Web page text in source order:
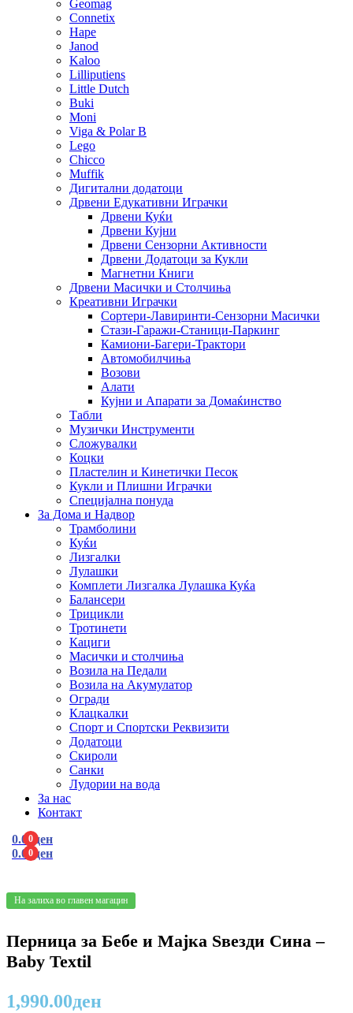
Geomag
Connetix
Hape
Janod
Kaloo
Lilliputiens
Little Dutch
Buki
Moni
Viga & Polar B
Lego
Chicco
Muffik
Дигитални додатоци
Дрвени Едукативни Играчки
Дрвени Куќи
Дрвени Кујни
Дрвени Сензорни Активности
Дрвени Додатоци за Кукли
Магнетни Книги
Дрвени Масички и Столчиња
Креативни Играчки
Сортери-Лавиринти-Сензорни Масички
Стази-Гаражи-Станици-Паркинг
Камиони-Багери-Трактори
Автомобилчиња
Возови
Алати
Кујни и Апарати за Домаќинство
Табли
Музички Инструменти
Сложувалки
Коцки
Пластелин и Кинетички Песок
Кукли и Плишни Играчки
Специјална понуда
За Дома и Надвор
Трамболини
Куќи
Лизгалки
Лулашки
Комплети Лизгалка Лулашка Куќа
Балансери
Трицикли
Тротинети
Кациги
Mасички и столчиња
Возила на Педали
Возила на Акумулатор
Огради
Клацкалки
Спорт и Спортски Реквизити
Додатоци
Скироли
Санки
Лудории на вода
За нас
Контакт
0
0.00 ден
0
0.00 ден
На залиха во главен магацин
Перница за Бебе и Мајка Ѕвезди Сина –
Baby Textil
1,990.00ден